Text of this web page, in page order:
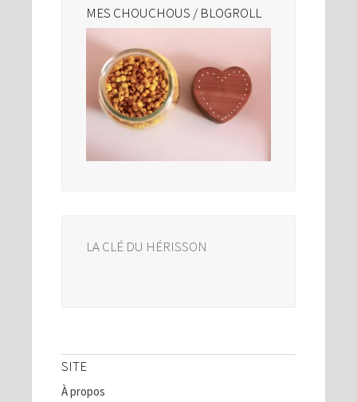
MES CHOUCHOUS / BLOGROLL
LA CLÉ DU HÉRISSON
SITE
À propos